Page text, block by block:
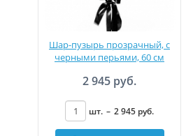
Шар-пузырь прозрачный, с
черными перьями, 60 см
2 945 руб.
шт. – 2 945 руб.